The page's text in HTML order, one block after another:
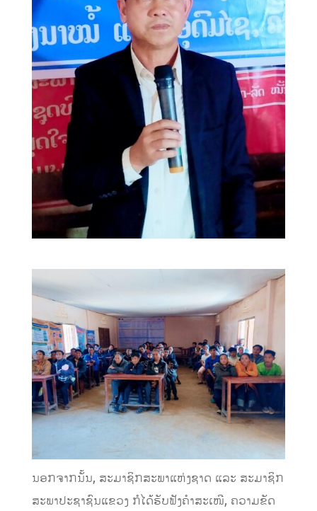
ນອກຈາກນັ້ນ,​ ສະມາຊິກສະພາແຫ່ງຊາດ ແລະ ສະມາຊິກ
ສະພາປະຊາຊົນແຂວງ ກໍໄດ້ຮັບຟັງຄຳສະເໜີ,​ ຄວາມຂັດ